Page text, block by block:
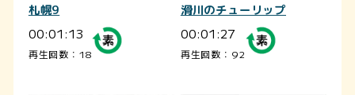
札幌9
00:01:13
再生回数：18
滑川のチューリップ
00:01:27
再生回数：92